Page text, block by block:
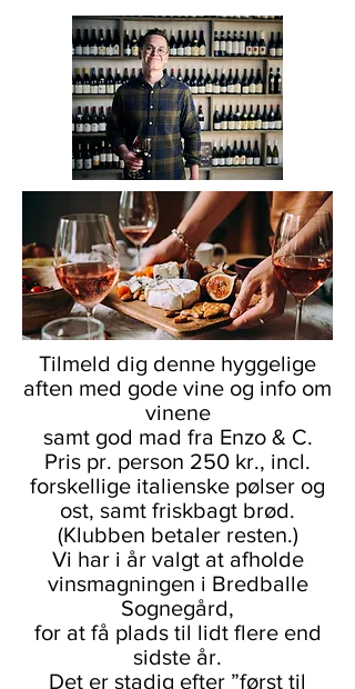
Tilmeld dig denne hyggelige
aften med gode vine og info om
vinene
samt god mad fra Enzo & C.
Pris pr. person 250 kr., incl.
forskellige italienske pølser og
ost, samt friskbagt brød.
(Klubben betaler resten.)
Vi har i år valgt at afholde
vinsmagningen i Bredballe
Sognegård,
for at få plads til lidt flere end
sidste år.
Det er stadig efter ”først til